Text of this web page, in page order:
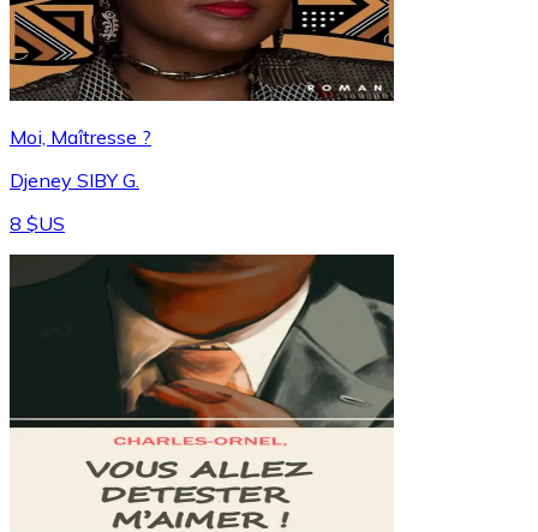
Moi, Maîtresse ?
Djeney SIBY G.
8 $US